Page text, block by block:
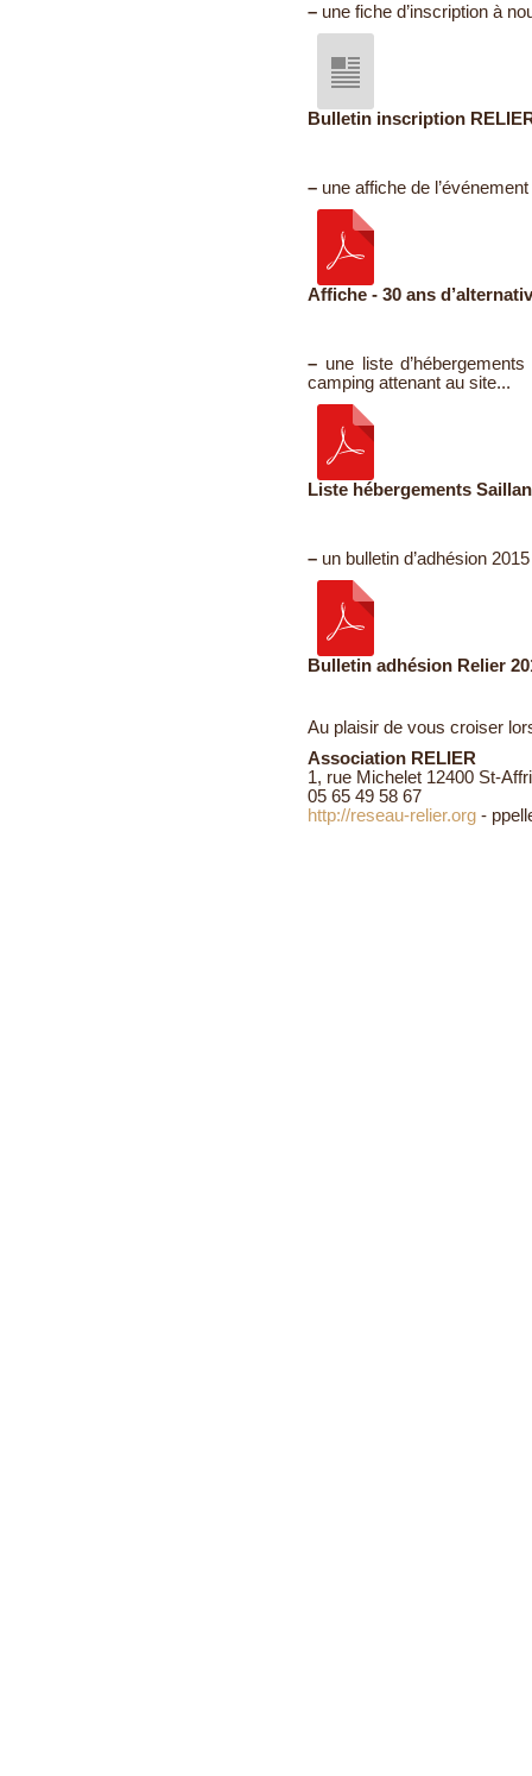
– une fiche d’inscription à
Bulletin inscription
– une affiche de
Affiche - 30 ans
– une liste
camping attenant au site...
Liste hébergements
– un bulletin d’adhésion 2015
Bulletin adhésion Relier
Au plaisir de vous croiser
Association RELIER
1, rue Michelet 12400 St-
05 65 49 58 67
http://reseau-relier.org -